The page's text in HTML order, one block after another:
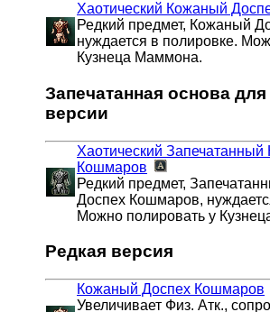
Хаотический Кожаный
Редкий предмет, Кожаный
нуждается в полировке.
Кузнеца Маммона.
Запечатанная основа
версии
Хаотический
Кошмаров
Редкий предмет,
Доспех Кошмаров,
Можно полировать у
Редкая версия
Кожаный Доспех Кошмаров
Увеличивает Физ. Атк.,